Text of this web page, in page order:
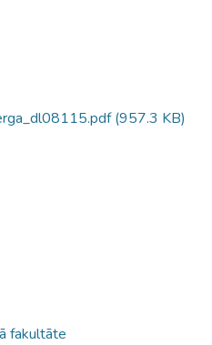
(957.3 KB)
fakultāte